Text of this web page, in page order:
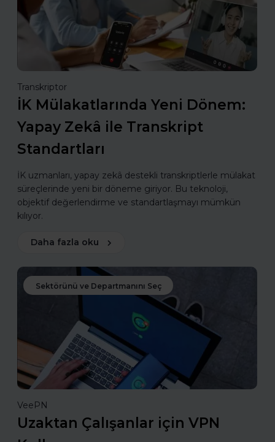
Transkriptor
İK Mülakatlarında Yeni Dönem:
Yapay Zekâ ile Transkript
Standartları
İK uzmanları, yapay zekâ destekli transkriptlerle mülakat
süreçlerinde yeni bir döneme giriyor. Bu teknoloji,
objektif değerlendirme ve standartlaşmayı mümkün
kılıyor.
Daha fazla oku
Sektörünü ve Departmanını Seç
VeePN
Uzaktan Çalışanlar için VPN